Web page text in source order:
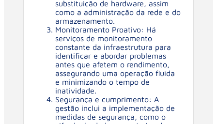
substituição de hardware, assim
como a administração da rede e do
armazenamento.
Monitoramento Proativo: Há
serviços de monitoramento
constante da infraestrutura para
identificar e abordar problemas
antes que afetem o rendimento,
assegurando uma operação fluida
e minimizando o tempo de
inatividade.
Segurança e cumprimento: A
gestão inclui a implementação de
medidas de segurança, como o